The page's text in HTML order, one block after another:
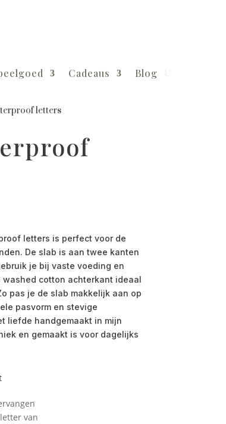
Cadeaus Blog
letters
letters is perfect voor de
De slab is aan twee kanten
je bij vaste voeding en
cotton achterkant ideaal
pas je de slab makkelijk aan op
pasvorm en stevige
liefde handgemaakt in mijn
en gemaakt is voor dagelijks
van